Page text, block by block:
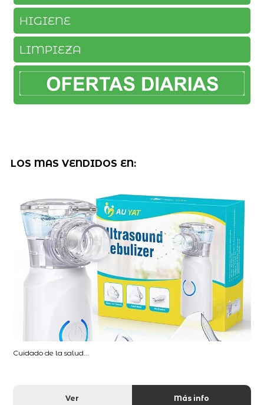
HIGIENE
LIMPIEZA
LOS MAS VENDIDOS EN:
Cuidado de la salud...
Ver Más info